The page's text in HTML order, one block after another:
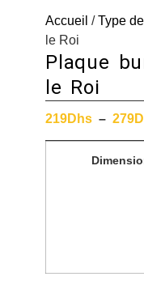
Accueil /Type
le Roi
Plaque
le Roi
219Dhs – 279